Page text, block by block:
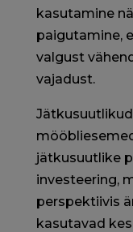
kasutamine
paigutamine,
valgust
vajadust.
jätkusuutlike
investeering,
perspektiivis
kasutavad